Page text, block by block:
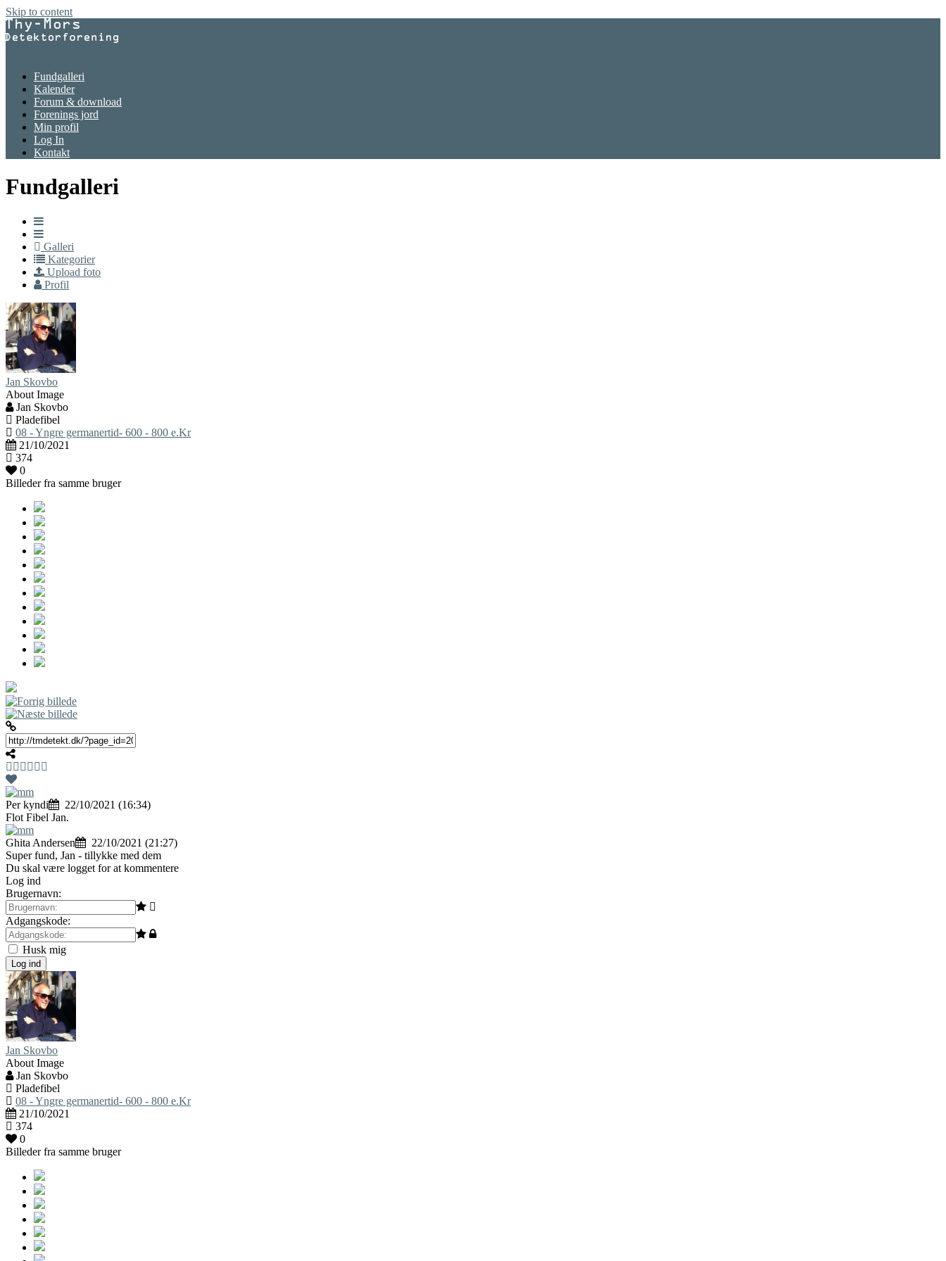
Skip to content
Fundgalleri
Kalender
Forum & download
Forenings jord
Min profil
Log In
Kontakt
Fundgalleri
Galleri
Kategorier
Upload foto
Profil
Jan Skovbo
About Image
Jan Skovbo
Pladefibel
08 - Yngre germanertid- 600 - 800 e.Kr
21/10/2021
374
0
Billeder fra samme bruger
Per kyndi
22/10/2021 (16:34)
Flot Fibel Jan.
Ghita Andersen
22/10/2021 (21:27)
Super fund, Jan - tillykke med dem
Du skal være logget for at kommentere
Log ind
Brugernavn:
Adgangskode:
Husk mig
Log ind
Jan Skovbo
About Image
Jan Skovbo
Pladefibel
08 - Yngre germanertid- 600 - 800 e.Kr
21/10/2021
374
0
Billeder fra samme bruger